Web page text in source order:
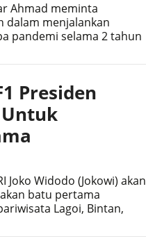
Ahmad meminta
dalam menjalankan
pandemi selama 2 tahun
Presiden
Joko Widodo (Jokowi) akan
batu pertama
Lagoi, Bintan,